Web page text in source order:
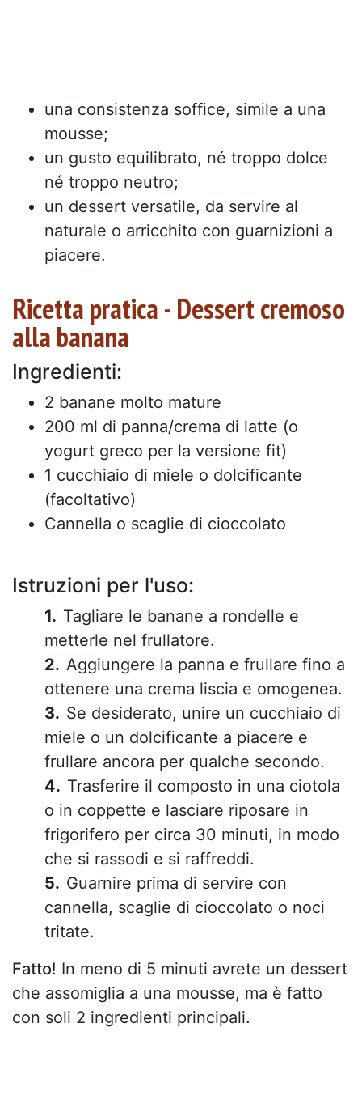
una consistenza soffice, simile a una
mousse;
un gusto equilibrato, né troppo dolce
né troppo neutro;
un dessert versatile, da servire al
naturale o arricchito con guarnizioni a
piacere.
Ricetta pratica - Dessert cremoso
alla banana
Ingredienti:
2 banane molto mature
200 ml di panna/crema di latte (o
yogurt greco per la versione fit)
1 cucchiaio di miele o dolcificante
(facoltativo)
Cannella o scaglie di cioccolato
Istruzioni per l'uso:
Tagliare le banane a rondelle e
metterle nel frullatore.
Aggiungere la panna e frullare fino a
ottenere una crema liscia e omogenea.
Se desiderato, unire un cucchiaio di
miele o un dolcificante a piacere e
frullare ancora per qualche secondo.
Trasferire il composto in una ciotola
o in coppette e lasciare riposare in
frigorifero per circa 30 minuti, in modo
che si rassodi e si raffreddi.
Guarnire prima di servire con
cannella, scaglie di cioccolato o noci
tritate.
Fatto! In meno di 5 minuti avrete un dessert
che assomiglia a una mousse, ma è fatto
con soli 2 ingredienti principali.